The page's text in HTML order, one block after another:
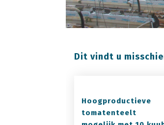
Dit vindt u
Hoogproductieve
tomatenteelt